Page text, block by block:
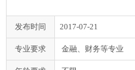
发布时间 2017-07-21
专业要求 金融、财务等专业